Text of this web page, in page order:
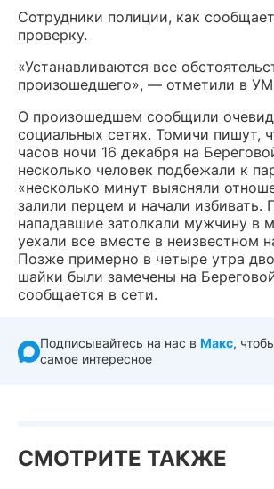
Сотрудники полиции, как
проверку.
«Устанавливаются все
произошедшего», — отметили в
О произошедшем сообщили
социальных сетях. Томичи пишут,
часов ночи 16 декабря на
несколько человек подбежали к
«несколько минут выясняли
залили перцем и начали избивать.
нападавшие затолкали мужчину в
уехали все вместе в неизвестном
Позже примерно в четыре утра
шайки были замечены на
сообщается в сети.
Подписывайтесь на нас в Макс,
самое интересное
СМОТРИТЕ ТАКЖЕ